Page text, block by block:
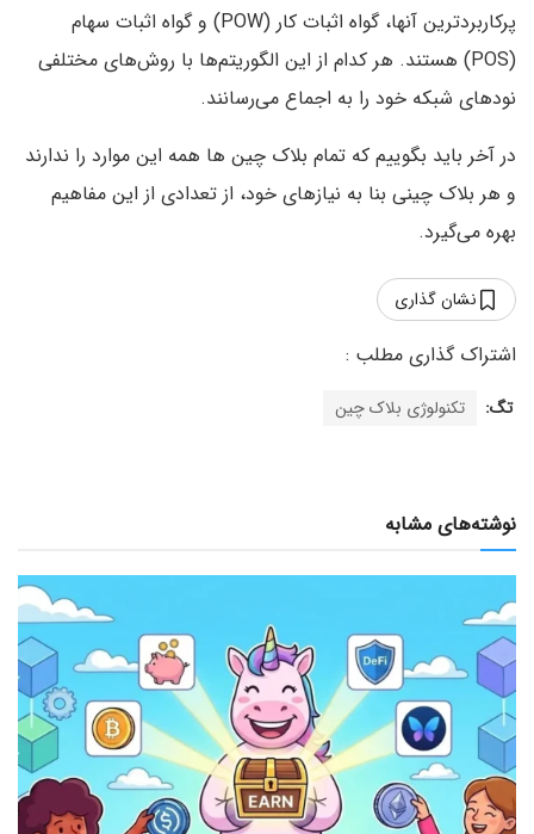
پرکاربردترین آنها، گواه اثبات کار (POW) و گواه اثبات سهام
(POS) هستند. هر کدام از این الگوریتم‌ها با روش‌های مختلفی
نودهای شبکه خود را به اجماع می‌رسانند.
در آخر باید بگوییم که تمام بلاک چین ها همه این موارد را ندارند
و هر بلاک چینی بنا به نیازهای خود، از تعدادی از این مفاهیم
بهره می‌گیرد.
نشان گذاری
تگ: تکنولوژی بلاک چین
نوشته‌های مشابه